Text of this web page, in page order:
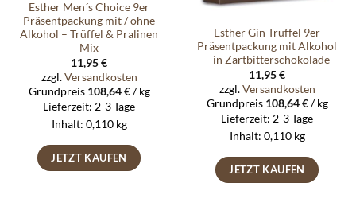
Esther Men´s Choice 9er
Präsentpackung mit / ohne
Alkohol – Trüffel & Pralinen
Mix
11,95€
zzgl.Versandkosten
Grundpreis 108,64€/kg
Lieferzeit: 2-3 Tage
Inhalt: 0,110 kg
JETZT KAUFEN
Esther Gin Trüffel 9er
Präsentpackung mit Alkohol
– in Zartbitterschokolade
11,95€
zzgl.Versandkosten
Grundpreis 108,64€/kg
Lieferzeit: 2-3 Tage
Inhalt: 0,110 kg
JETZT KAUFEN